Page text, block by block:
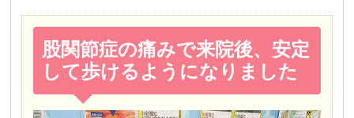
股関節症の痛みで来院後、安定
して歩けるようになりました